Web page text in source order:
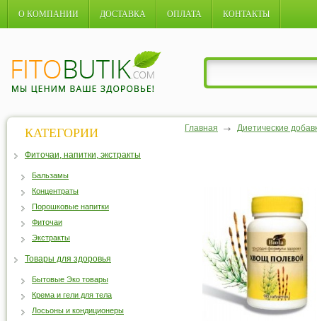
О КОМПАНИИ ДОСТАВКА ОПЛАТА КОНТАКТЫ
Главная Диетические
КАТЕГОРИИ
Фиточаи, напитки, экстракты
Бальзамы
Концентраты
Порошковые напитки
Фиточаи
Экстракты
Товары для здоровья
Бытовые Эко товары
Крема и гели для тела
Лосьоны и кондиционеры